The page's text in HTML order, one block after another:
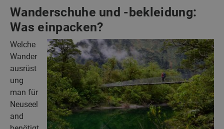
Wanderschuhe und -bekleidung:
Was einpacken?
Welche
Wander
ausrüst
ung
man für
Neuseel
and